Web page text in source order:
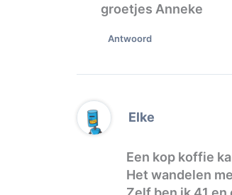
groetjes Anneke
Antwoord
Elke
Een kop koffie
Het wandelen